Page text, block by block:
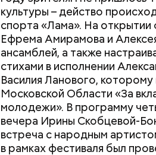
культуры – действо
спорта «Лама». На открытии
Ефрема Амирамова и
ансамблей, а также
стихами в исполнении
Василия Ланового,
Московской Области «За
молодежи». В программу
вечера Ирины Скобцевой-
встреча с народным
в рамках фестиваля был